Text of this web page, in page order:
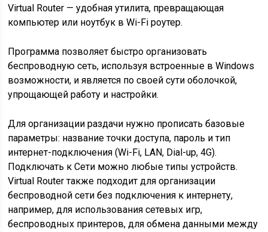
Virtual Router — удобная утилита, превращающая
компьютер или ноутбук в Wi-Fi роутер.
Программа позволяет быстро организовать
беспроводную сеть, используя встроенные в Windows
возможности, и является по своей сути оболочкой,
упрощающей работу и настройки.
Для организации раздачи нужно прописать базовые
параметры: название точки доступа, пароль и тип
интернет-подключения (Wi-Fi, LAN, Dial-up, 4G).
Подключать к Сети можно любые типы устройств.
Virtual Router также подходит для организации
беспроводной сети без подключения к интернету,
например, для использования сетевых игр,
беспроводных принтеров, для обмена данными между